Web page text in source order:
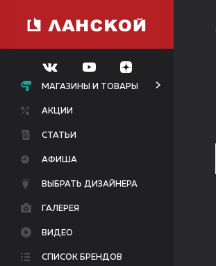
МАГАЗИНЫ И ТОВАРЫ
АКЦИИ
СТАТЬИ
АФИША
ВЫБРАТЬ ДИЗАЙНЕРА
ГАЛЕРЕЯ
ВИДЕО
СПИСОК БРЕНДОВ